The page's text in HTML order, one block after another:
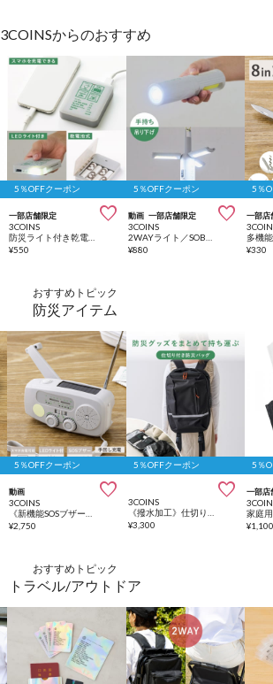
3COINSからのおすすめ
5％OFFクーポン
一部店舗限定 
3COINS
¥550
5％OFFクーポン
動画 一部店舗限定 
3COINS
¥880
5％
一部店
¥330
おすすめトピック
防災アイテム
5％OFFクーポン
動画 
3COINS
¥2,750
5％OFFクーポン

3COINS
¥3,300
5％
一部店
¥
おすすめトピック
トラベル/アウトドア